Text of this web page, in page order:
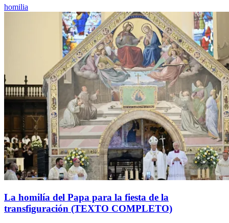
homilia
La homilía del Papa para la fiesta de la
transfiguración (TEXTO COMPLETO)